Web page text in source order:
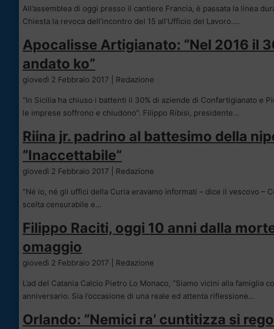
All’assemblea di oggi presso il cantiere Francia, è passata la linea
Chiesta la revoca dell’incontro del 15 all’Ufficio del Lavoro.…
Apocalisse Artigianato: “Nel 2016 il
andato ko”
giovedì 2 Febbraio 2017 | Redazione
“In Sicilia ha chiuso i battenti il 30% di aziende di Confartigianato e
le imprese soffrono e chiudono”. Filippo Ribisi, presidente…
Riina jr. padrino al battesimo della
“Inaccettabile”
giovedì 2 Febbraio 2017 | Redazione
“Né io, né gli uffici della Curia eravamo informati – dice il vescovo –
scelta censurabile e…
Filippo Raciti, oggi 10 anni dalla
omaggio
giovedì 2 Febbraio 2017 | Redazione
L’ad del Catania Calcio Pietro Lo Monaco, “Siamo vicini alla famiglia
anniversario. Sia l’occasione di una reale ed attenta riflessione…
Orlando: “Nemici ra’ cuntitizza si